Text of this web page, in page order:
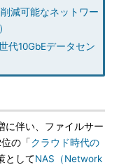
減可能なネットワー
代10GbEデータセン
伴い、ファイルサー
の「クラウド時代の
としてNAS（Network